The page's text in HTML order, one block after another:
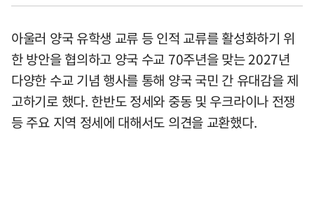
아울러 양국 유학생 교류 등 인적 교류를 활성화하기 위
한 방안을 협의하고 양국 수교 70주년을 맞는 2027년
다양한 수교 기념 행사를 통해 양국 국민 간 유대감을 제
고하기로 했다. 한반도 정세와 중동 및 우크라이나 전쟁
등 주요 지역 정세에 대해서도 의견을 교환했다.